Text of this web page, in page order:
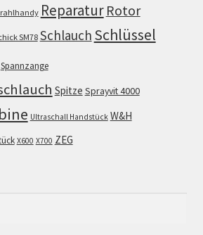
Reparatur Rotor
SM78 Schlauch Schlüssel
Spannzange
Spitze Sprayvit 4000
Ultraschall Handstück W&H
X600 X700 ZEG